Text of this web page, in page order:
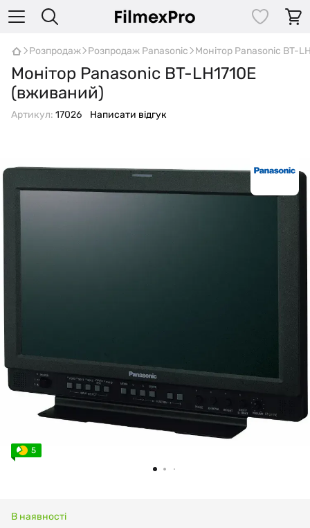
Розпродаж Розпродаж Panasonic Монітор Panasonic BT-
Монітор Panasonic BT-LH1710E
(вживаний)
Артикул: 17026 Написати відгук
5
В наявності